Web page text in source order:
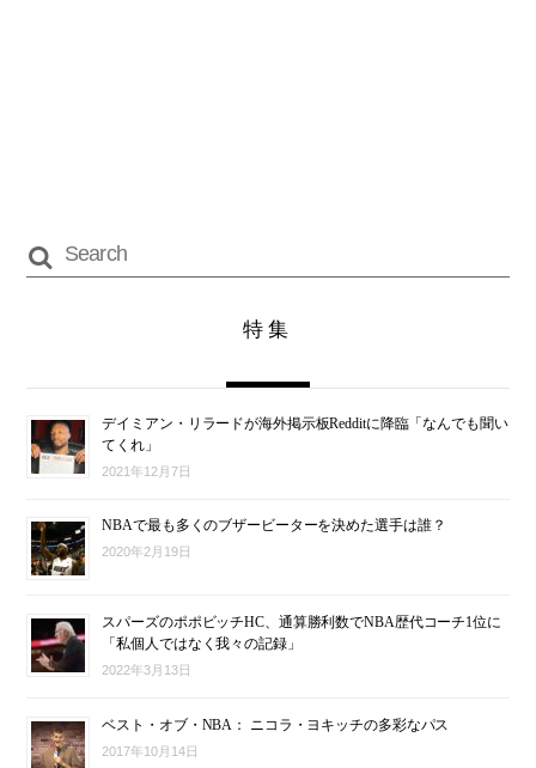
特集
デイミアン・リラードが海外掲示板Redditに降臨「なんでも聞い
てくれ」
2021年12月7日
NBAで最も多くのブザービーターを決めた選手は誰？
2020年2月19日
スパーズのポポビッチHC、通算勝利数でNBA歴代コーチ1位に
「私個人ではなく我々の記録」
2022年3月13日
ベスト・オブ・NBA： ニコラ・ヨキッチの多彩なパス
2017年10月14日